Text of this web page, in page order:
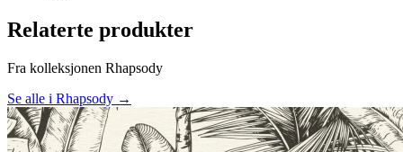
Relaterte produkter
Fra kolleksjonen Rhapsody
Se alle i Rhapsody →